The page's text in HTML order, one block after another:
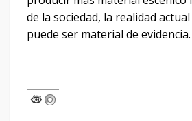
de la sociedad, la realidad
puede ser material de evidencia.